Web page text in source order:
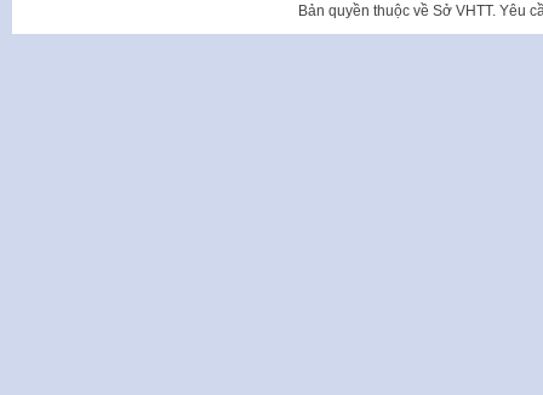
Bản quyền thuộc về Sở VHTT. Yêu